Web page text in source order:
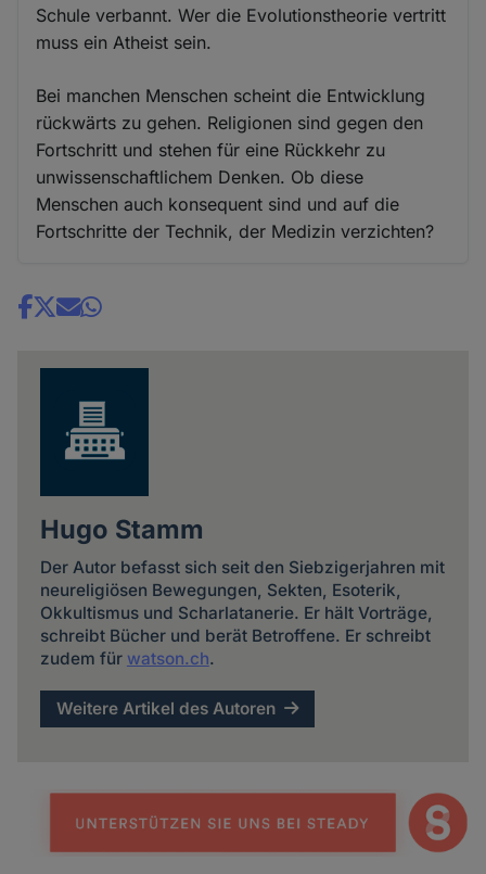
Schule verbannt. Wer die Evolutionstheorie vertritt
muss ein Atheist sein.
Bei manchen Menschen scheint die Entwicklung
rückwärts zu gehen. Religionen sind gegen den
Fortschritt und stehen für eine Rückkehr zu
unwissenschaftlichem Denken. Ob diese
Menschen auch konsequent sind und auf die
Fortschritte der Technik, der Medizin verzichten?
Share
Hugo Stamm
Der Autor befasst sich seit den Siebzigerjahren mit
neureligiösen Bewegungen, Sekten, Esoterik,
Okkultismus und Scharlatanerie. Er hält Vorträge,
schreibt Bücher und berät Betroffene. Er schreibt
zudem für watson.ch.
Weitere Artikel des Autoren